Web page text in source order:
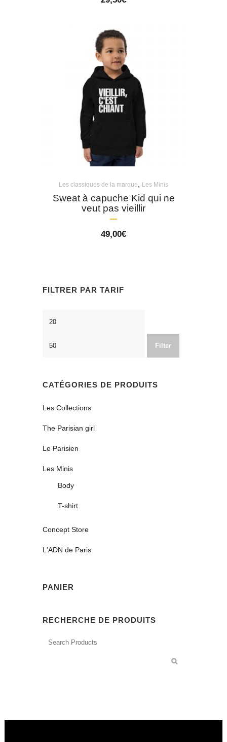
Les classiques de la marque Les Minis
Sweat à capuche Kid qui ne
veut pas vieillir
49,00€
FILTRER PAR TARIF
Filter
CATÉGORIES DE PRODUITS
Les Collections
The Parisian girl
Le Parisien
Les Minis
Body
T-shirt
Concept Store
L'ADN de Paris
PANIER
RECHERCHE DE PRODUITS